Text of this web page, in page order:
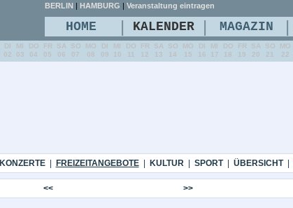
KONZERTE| FREIZEITANGEBOTE| KULTUR| SPORT| ÜBERSICHT|
<< >>
BERLIN | HAMBURG | Veranstaltung eintragen
HOME | KALENDER | MAGAZIN |
DI
02
MI
03
DO
04
FR
05
SA
06
SO
07
MO
08
DI
09
MI
10
DO
11
FR
12
SA
13
SO
14
MO
15
DI
16
MI
17
DO
18
FR
19
SA
20
SO
21
MO
22